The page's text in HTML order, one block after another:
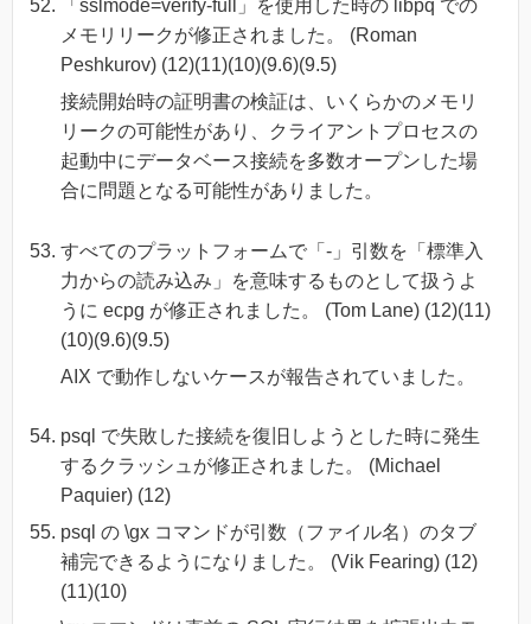
「sslmode=verify-full」を使用した時の libpq での
メモリリークが修正されました。 (Roman
Peshkurov) (12)(11)(10)(9.6)(9.5)
接続開始時の証明書の検証は、いくらかのメモリ
リークの可能性があり、クライアントプロセスの
起動中にデータベース接続を多数オープンした場
合に問題となる可能性がありました。
すべてのプラットフォームで「-」引数を「標準入
力からの読み込み」を意味するものとして扱うよ
うに ecpg が修正されました。 (Tom Lane) (12)(11)
(10)(9.6)(9.5)
AIX で動作しないケースが報告されていました。
psql で失敗した接続を復旧しようとした時に発生
するクラッシュが修正されました。 (Michael
Paquier) (12)
psql の \gx コマンドが引数（ファイル名）のタブ
補完できるようになりました。 (Vik Fearing) (12)
(11)(10)